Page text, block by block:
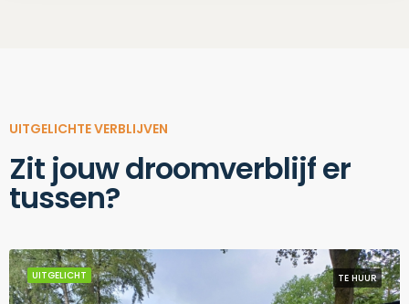
UITGELICHTE VERBLIJVEN
Zit jouw droomverblijf er
tussen?
UITGELICHT TE HUUR